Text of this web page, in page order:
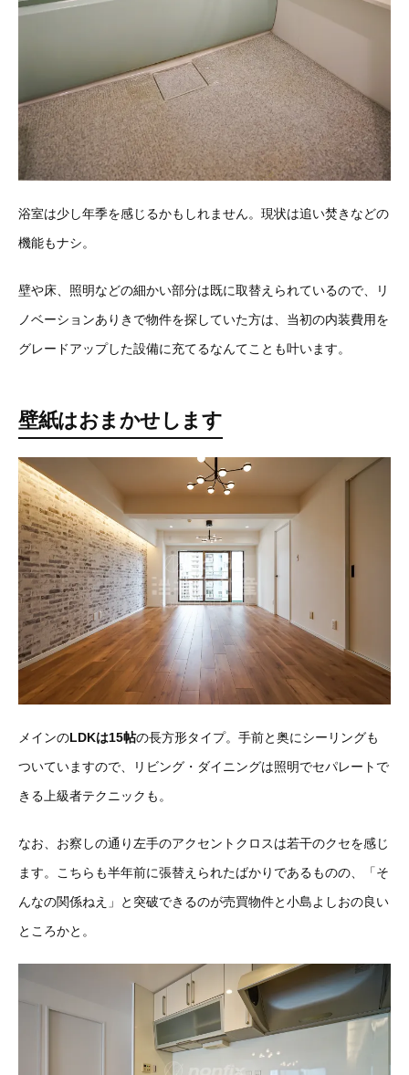
浴室は少し年季を感じるかもしれません。現状は追い焚きなどの
機能もナシ。
壁や床、照明などの細かい部分は既に取替えられているので、リ
ノベーションありきで物件を探していた方は、当初の内装費用を
グレードアップした設備に充てるなんてことも叶います。
壁紙はおまかせします
メインのLDKは15帖の長方形タイプ。手前と奥にシーリングも
ついていますので、リビング・ダイニングは照明でセパレートで
きる上級者テクニックも。
なお、お察しの通り左手のアクセントクロスは若干のクセを感じ
ます。こちらも半年前に張替えられたばかりであるものの、「そ
んなの関係ねえ」と突破できるのが売買物件と小島よしおの良い
ところかと。